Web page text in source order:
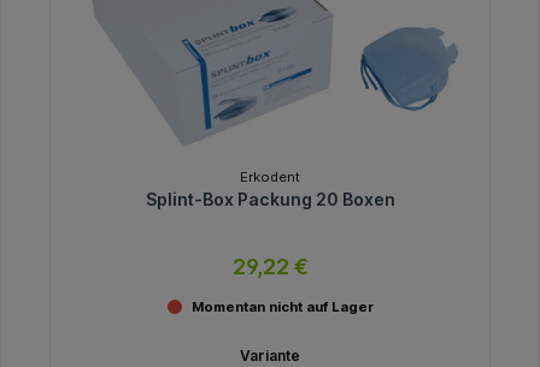
Erkodent
Splint-Box Packung 20 Boxen
29,22 €
Momentan nicht auf Lager
Variante